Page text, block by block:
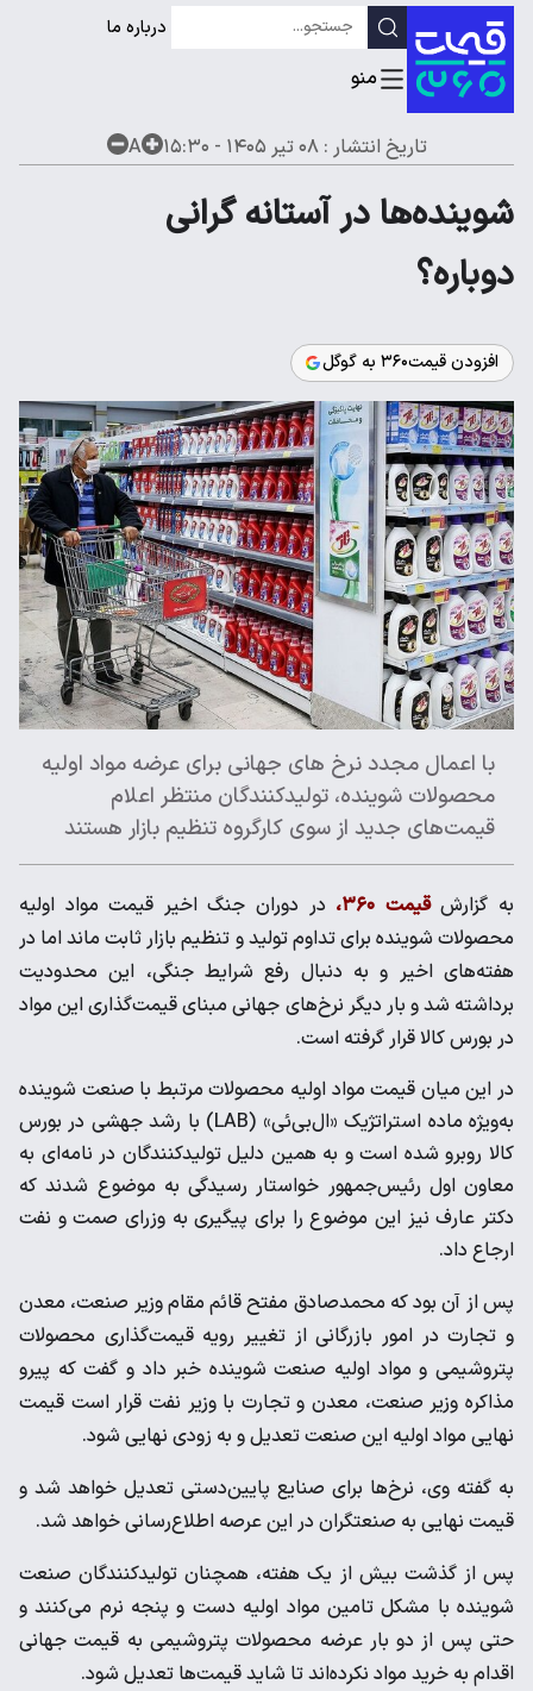
درباره ما
تاریخ انتشار :۰۸ تیر ۱۴۰۵ - ۱۵:۳۰ A
شوینده‌ها در آستانه گرانی
دوباره؟
افزودن قیمت۳۶۰ به گوگل
با اعمال مجدد نرخ های جهانی برای عرضه مواد اولیه
محصولات شوینده، تولیدکنندگان منتظر اعلام
قیمت‌های جدید از سوی کارگروه تنظیم بازار هستند
به گزارشقیمت ۳۶۰،
در دوران جنگ اخیر قیمت مواد اولیه
محصولات شوینده برای تداوم تولید و تنظیم بازار ثابت ماند اما در
هفته‌های اخیر و به دنبال رفع شرایط جنگی، این محدودیت
برداشته شد و بار دیگر نرخ‌های جهانی مبنای قیمت‌گذاری این مواد
در بورس کالا قرار گرفته است.
در این میان قیمت مواد اولیه محصولات مرتبط با صنعت شوینده
به‌ویژه ماده استراتژیک «ال‌بی‌ئی» (LAB) با رشد جهشی در بورس
کالا روبرو شده است و به همین دلیل تولیدکنندگان در نامه‌ای به
معاون اول رئیس‌جمهور خواستار رسیدگی به موضوع شدند که
دکتر عارف نیز این موضوع را برای پیگیری به وزرای صمت و نفت
ارجاع داد.
پس از آن بود که محمدصادق مفتح قائم مقام وزیر صنعت، معدن
و تجارت در امور بازرگانی از تغییر رویه قیمت‌گذاری محصولات
پتروشیمی و مواد اولیه صنعت شوینده خبر داد و گفت که پیرو
مذاکره وزیر صنعت، معدن و تجارت با وزیر نفت قرار است قیمت
نهایی مواد اولیه این صنعت تعدیل و به زودی نهایی شود.
به گفته وی، نرخ‌ها برای صنایع پایین‌دستی تعدیل خواهد شد و
قیمت نهایی به صنعتگران در این عرصه اطلاع‌رسانی خواهد شد.
پس از گذشت بیش از یک هفته، همچنان تولیدکنندگان صنعت
شوینده با مشکل تامین مواد اولیه دست و پنجه نرم می‌کنند و
حتی پس از دو بار عرضه محصولات پتروشیمی به قیمت جهانی
اقدام به خرید مواد نکرده‌اند تا شاید قیمت‌ها تعدیل شود.